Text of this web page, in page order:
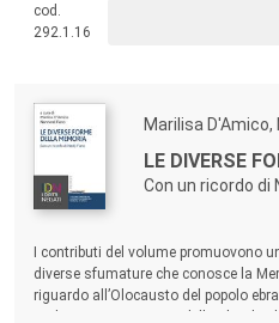
nelle condizioni di adempiere alle
modo sempre più efficace e positivo.
cod.
292.1.16
Marilisa D'Amico,
LE DIVERSE
Con un ricordo di
I contributi del volume promuovono
diverse sfumature che conosce la
riguardo all’Olocausto del popolo